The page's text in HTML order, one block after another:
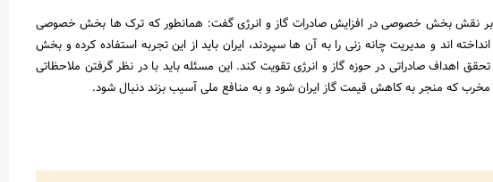
بر نقش بخش خصوصی در افزایش صادرات گاز و انرژی گفت: همانطور که ترک ها بخش خصوصی
اند و مدیریت چانه زنی را به آن ها سپردند، ایران باید از این تجربه استفاده کرده و بخش
اهداف صادراتی در حوزه گاز و انرژی تقویت کند. این مسئله باید با در نظر گرفتن ملاحظاتی
مخرب که منجر به کاهش قیمت گاز ایران شود و به منافع ملی آسیب بزند دنبال شود.